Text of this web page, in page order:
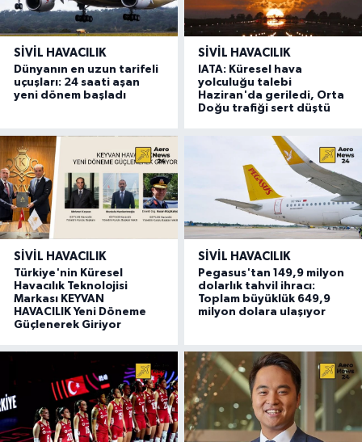
SIVIL HAVACILIK
Dünyanın en uzun tarifeli
uçuşları: 24 saati aşan
yeni dönem başladı
SIVIL HAVACILIK
IATA: Küresel hava
yolculuğu talebi
Haziran'da geriledi, Orta
Doğu trafiği sert düştü
SIVIL HAVACILIK
Türkiye'nin Küresel
Havacılık Teknolojisi
Markası KEYVAN
HAVACILIK Yeni Döneme
Güçlenerek Giriyor
SIVIL HAVACILIK
Pegasus'tan 149,9 milyon
dolarlık tahvil ihracı:
Toplam büyüklük 649,9
milyon dolara ulaşıyor